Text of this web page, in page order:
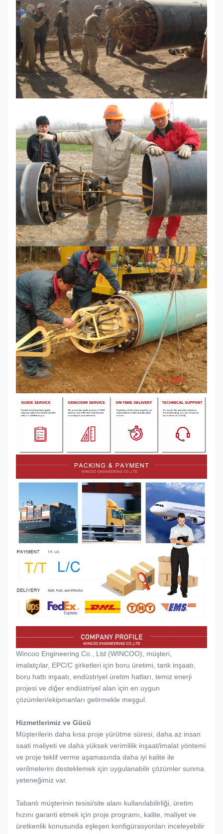
Wincoo Engineering Co., Ltd (WINCOO), müşteri,
imalatçılar, EPC/C şirketleri için boru üretimi, tank inşaatı,
boru hattı inşaatı, endüstriyel üretim hatları, temiz enerji
projesi ve diğer endüstriyel alan için en uygun
çözümleri/ekipmanları getirmekle meşgul.
Hizmetlerimiz ve Gücü
Müşterilerin daha kısa proje yürütme süresi, daha az insan
saati maliyeti ve daha yüksek verimlilik inşaat/imalat yöntemi
ve proje teklif verme aşamasında daha iyi kalite ile
verilmelerini desteklemek için uygulanabilir çözümler sunma
yeteneğimiz var.
Tabanlı müşterinin tesisi/site alanı kullanılabilirliği, üretim
hızını garanti etmek için proje programı, kalite, maliyet ve
üretkenlik konusunda eşleşen konfigürasyonları inceleyebilir